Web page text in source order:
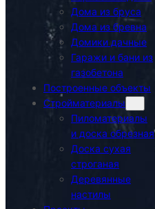
Дома из бруса
Дома из бревна
Домики дачные
Гаражи и бани из
газобетона
Построенные объекты
Стройматериалы
Пиломатериалы
и доска обрезная
Доска сухая
строганая
Деревянные
настилы